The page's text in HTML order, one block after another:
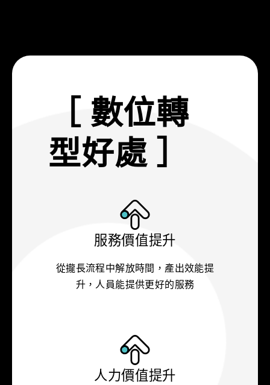
［ 數位轉
型好處 ］
服務價值提升
從攏長流程中解放時間，產出效能提
升，人員能提供更好的服務
人力價值提升